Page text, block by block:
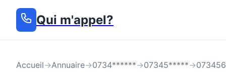
Qui m'appel?
Accueil→Annuaire→0734******→07345*****→